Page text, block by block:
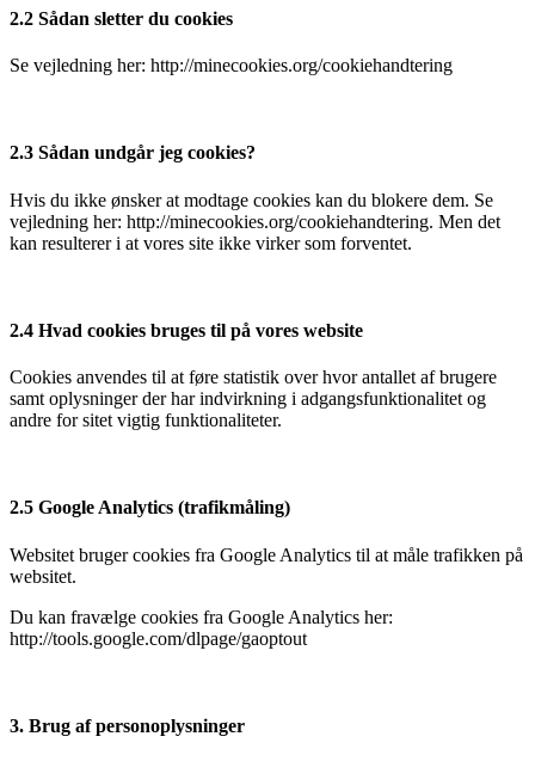
2.2 Sådan sletter du cookies
Se vejledning her: http://minecookies.org/cookiehandtering
2.3 Sådan undgår jeg cookies?
Hvis du ikke ønsker at modtage cookies kan du blokere dem. Se
vejledning her: http://minecookies.org/cookiehandtering. Men det
kan resulterer i at vores site ikke virker som forventet.
2.4 Hvad cookies bruges til på vores website
Cookies anvendes til at føre statistik over hvor antallet af brugere
samt oplysninger der har indvirkning i adgangsfunktionalitet og
andre for sitet vigtig funktionaliteter.
2.5 Google Analytics (trafikmåling)
Websitet bruger cookies fra Google Analytics til at måle trafikken på
websitet.
Du kan fravælge cookies fra Google Analytics her:
http://tools.google.com/dlpage/gaoptout
3. Brug af personoplysninger